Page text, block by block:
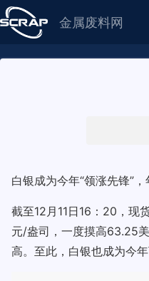
金属废料网
白银成为今年“领涨先锋”
截至12月11日16：20，现
元/盎司，一度摸高63.25
高。至此，白银也成为今年